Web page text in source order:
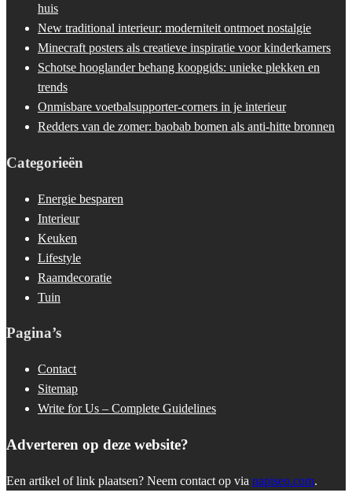
huis
New traditional interieur: moderniteit ontmoet nostalgie
Minecraft posters als creatieve inspiratie voor kinderkamers
Schotse hooglander behang koopgids: unieke plekken en
trends
Onmisbare voetbalsupporter-corners in je interieur
Redders van de zomer: baobab bomen als anti-hitte bronnen
Categorieën
Energie besparen
Interieur
Keuken
Lifestyle
Raamdecoratie
Tuin
Pagina’s
Contact
Sitemap
Write for Us – Complete Guidelines
Adverteren op deze website?
Een artikel of link plaatsen? Neem contact op via napiseo.com.